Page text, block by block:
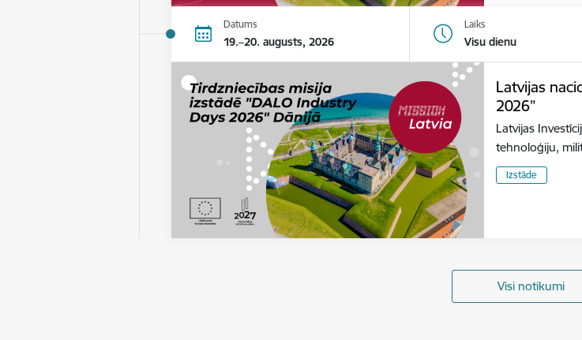
Datums
19.–20. augusts, 2026
Laiks
Visu dienu
Latvijas
2026”
Latvijas
tehnoloģiju,
Izstāde
Visi notikumi